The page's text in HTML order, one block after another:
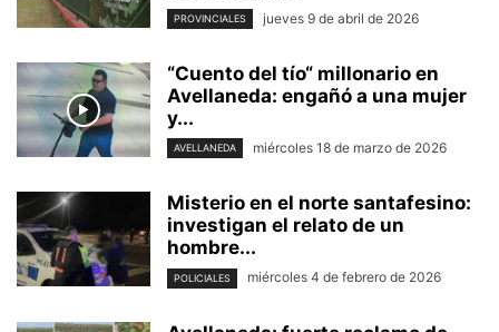
PROVINCIALES jueves 9 de abril de 2026
“Cuento del tío“ millonario en
Avellaneda: engañó a una mujer
y...
AVELLANEDA miércoles 18 de marzo de 2026
Misterio en el norte santafesino:
investigan el relato de un
hombre...
POLICIALES miércoles 4 de febrero de 2026